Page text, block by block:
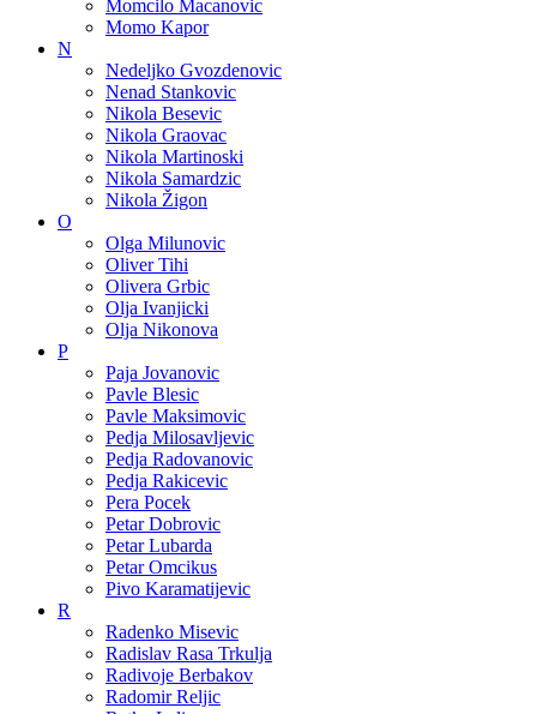
Momcilo Macanovic
Momo Kapor
N
Nedeljko Gvozdenovic
Nenad Stankovic
Nikola Besevic
Nikola Graovac
Nikola Martinoski
Nikola Samardzic
Nikola Žigon
O
Olga Milunovic
Oliver Tihi
Olivera Grbic
Olja Ivanjicki
Olja Nikonova
P
Paja Jovanovic
Pavle Blesic
Pavle Maksimovic
Pedja Milosavljevic
Pedja Radovanovic
Pedja Rakicevic
Pera Pocek
Petar Dobrovic
Petar Lubarda
Petar Omcikus
Pivo Karamatijevic
R
Radenko Misevic
Radislav Rasa Trkulja
Radivoje Berbakov
Radomir Reljic